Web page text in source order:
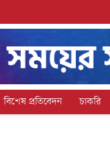
বিশেষ প্রতিবেদন চাকরি